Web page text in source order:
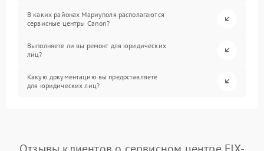
В каких районах Мариуполя располагаются
сервисные центры Canon?
Выполняете ли вы ремонт для юридических
лиц?
Какую документацию вы предоставляете
для юридических лиц?